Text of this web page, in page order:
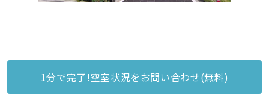
1分で完了!空室状況をお問い合わせ(無料)